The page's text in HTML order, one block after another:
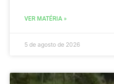
VER MATÉRIA »
5 de agosto de 2026